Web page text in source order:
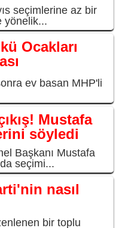
seçimlerine az bir
yönelik...
Ocakları
ev basan MHP'li
Mustafa
söyledi
Başkanı Mustafa
seçimi...
nasıl
bir toplu